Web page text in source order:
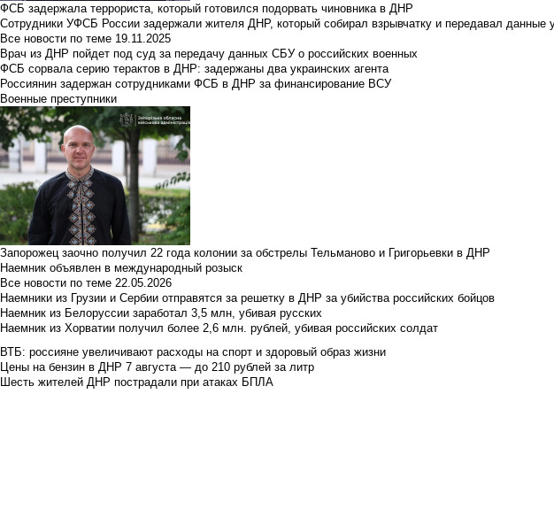
ФСБ задержала террориста, который готовился подорвать чиновника в ДНР
Сотрудники УФСБ России задержали жителя ДНР, который собирал взрывчатку и передавал данные
Все новости по теме 19.11.2025
Врач из ДНР пойдет под суд за передачу данных СБУ о российских военных
ФСБ сорвала серию терактов в ДНР: задержаны два украинских агента
Россиянин задержан сотрудниками ФСБ в ДНР за финансирование ВСУ
Военные преступники
Запорожец заочно получил 22 года колонии за обстрелы Тельманово и Григорьевки в ДНР
Наемник объявлен в международный розыск
Все новости по теме 22.05.2026
Наемники из Грузии и Сербии отправятся за решетку в ДНР за убийства российских бойцов
Наемник из Белоруссии заработал 3,5 млн, убивая русских
Наемник из Хорватии получил более 2,6 млн. рублей, убивая российских солдат
ВТБ: россияне увеличивают расходы на спорт и здоровый образ жизни
Цены на бензин в ДНР 7 августа — до 210 рублей за литр
Шесть жителей ДНР пострадали при атаках БПЛА